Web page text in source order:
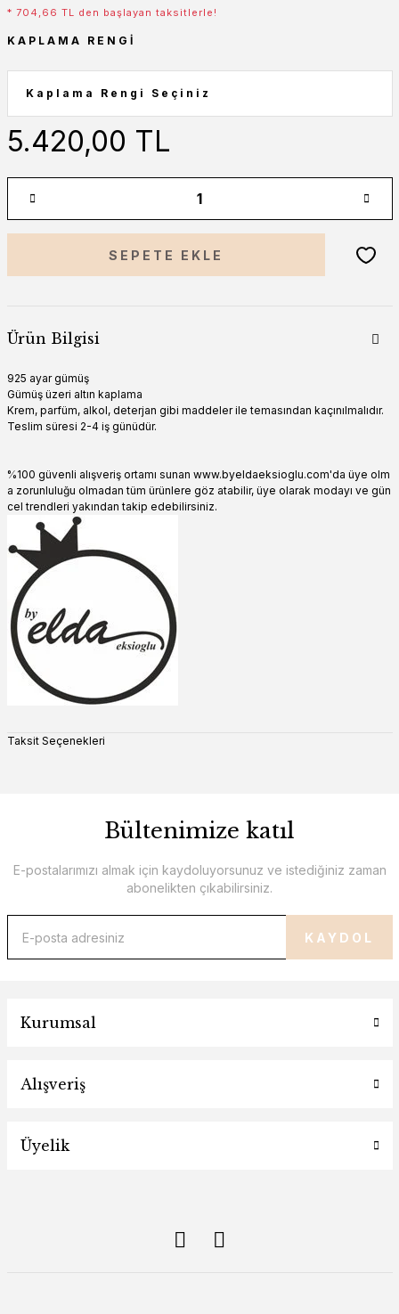
* 704,66 TL den başlayan taksitlerle!
KAPLAMA RENGI
5.420,00 TL
SEPETE EKLE
Ürün Bilgisi
925 ayar gümüş
Gümüş üzeri altın kaplama
Krem, parfüm, alkol, deterjan gibi maddeler ile temasından kaçınılmalıdır.
Teslim süresi 2-4 iş günüdür.
%100 güvenli alışveriş ortamı sunan www.byeldaeksioglu.com'da üye olm
a zorunluluğu olmadan tüm ürünlere göz atabilir, üye olarak modayı ve gün
cel trendleri yakından takip edebilirsiniz.
Taksit Seçenekleri
Bültenimize katıl
E-postalarımızı almak için kaydoluyorsunuz ve istediğiniz zaman
abonelikten çıkabilirsiniz.
KAYDOL
Kurumsal
Alışveriş
Üyelik